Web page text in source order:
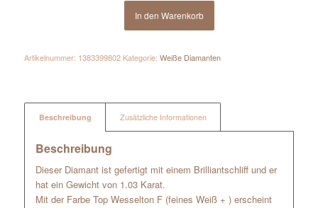
In den Warenkorb
Artikelnummer: 1383399802 Kategorie: Weiße Diamanten
Beschreibung Zusätzliche Informationen
Beschreibung
Dieser Diamant ist gefertigt mit einem Brilliantschliff und er
hat ein Gewicht von 1.03 Karat.
Mit der Farbe Top Wesselton F (feines Weiß + ) erscheint